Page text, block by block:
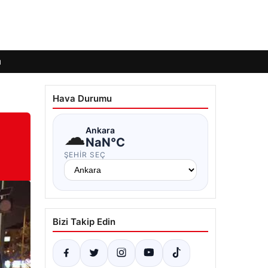
Hava Durumu
☁Ankara
NaN°C
ŞEHIR SEÇ
Bizi Takip Edin